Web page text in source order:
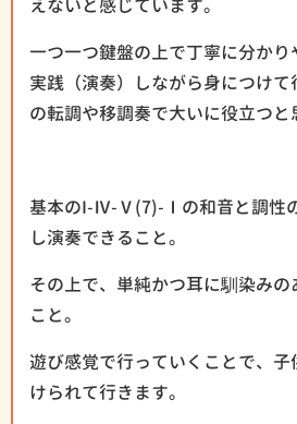
えないと感じています。
一つ一つ鍵盤の上で丁寧に分かり
実践（演奏）しながら身につけ
の転調や移調奏で大いに役立つと
基本のI-Ⅳ-Ⅴ(7)-Ⅰの和音と調性
し演奏できること。
その上で、単純かつ耳に馴染み
こと。
遊び感覚で行っていくことで、
けられて行きます。